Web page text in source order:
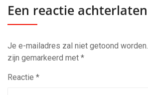
Een reactie achterlaten
Je e-mailadres zal niet getoond worden.
zijn gemarkeerd met *
Reactie *